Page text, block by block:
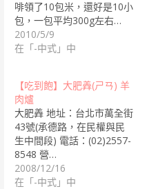
啡領了10包米，還好是10小
包，一包平均300g左右…
2010/5/9
在「-中式」中
【吃到飽】大肥羴(ㄕㄢ) 羊
肉爐
大肥羴 地址：台北市萬全街
43號(承德路，在民權與民
生中間段) 電話：(02)2557-
8548 營…
2008/12/16
在「-中式」中